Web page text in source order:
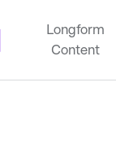
Longform
Content